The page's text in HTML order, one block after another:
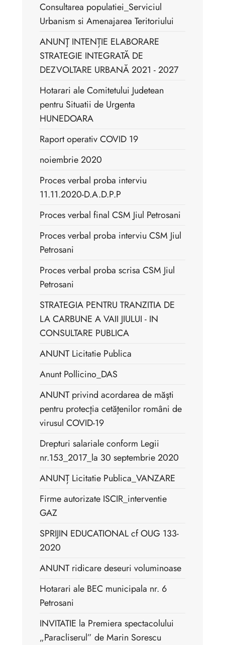
Consultarea populatiei_Serviciul
Urbanism si Amenajarea Teritoriului
ANUNŢ INTENȚIE ELABORARE
STRATEGIE INTEGRATĂ DE
DEZVOLTARE URBANĂ 2021 - 2027
Hotarari ale Comitetului Judetean
pentru Situatii de Urgenta
HUNEDOARA
Raport operativ COVID 19
noiembrie 2020
Proces verbal proba interviu
11.11.2020-D.A.D.P.P
Proces verbal final CSM Jiul Petrosani
Proces verbal proba interviu CSM Jiul
Petrosani
Proces verbal proba scrisa CSM Jiul
Petrosani
STRATEGIA PENTRU TRANZITIA DE
LA CARBUNE A VAII JIULUI - IN
CONSULTARE PUBLICA
ANUNT Licitatie Publica
Anunt Pollicino_DAS
ANUNT privind acordarea de măşti
pentru protecţia cetăţenilor români de
virusul COVID-19
Drepturi salariale conform Legii
nr.153_2017_la 30 septembrie 2020
ANUNȚ Licitatie Publica_VANZARE
Firme autorizate ISCIR_interventie
GAZ
SPRIJIN EDUCATIONAL cf OUG 133-
2020
ANUNT ridicare deseuri voluminoase
Hotarari ale BEC municipala nr. 6
Petrosani
INVITATIE la Premiera spectacolului
„Paracliserul” de Marin Sorescu